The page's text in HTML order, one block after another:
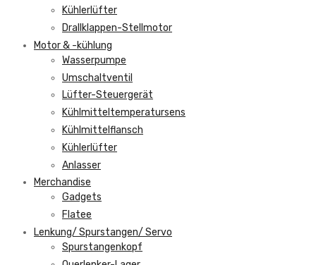
Kühlerlüfter
Drallklappen-Stellmotor
Motor & -kühlung
Wasserpumpe
Umschaltventil
Lüfter-Steuergerät
Kühlmitteltemperatursens
Kühlmittelflansch
Kühlerlüfter
Anlasser
Merchandise
Gadgets
Flatee
Lenkung/ Spurstangen/ Servo
Spurstangenkopf